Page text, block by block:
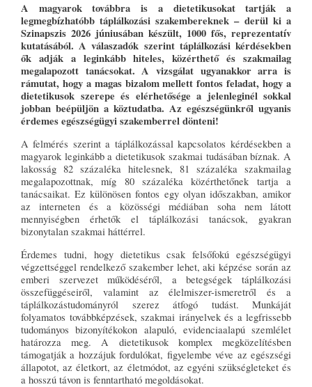
A magyarok továbbra is a
dietetikusokat tartják a
legmegbízhatóbb táplálkozási szakembereknek – derül ki a
Szinapszis 2026 júniusában készült, 1000 fős, reprezentatív
kutatásából. A válaszadók szerint táplálkozási kérdésekben
ők adják a leginkább hiteles, közérthető és szakmailag
megalapozott tanácsokat. A vizsgálat ugyanakkor arra is
rámutat, hogy a magas bizalom mellett fontos feladat, hogy a
dietetikusok szerepe és elérhetősége a jelenleginél sokkal
jobban beépüljön a köztudatba. Az egészségünkről ugyanis
érdemes egészségügyi szakemberrel dönteni!
A felmérés szerint a táplálkozással kapcsolatos kérdésekben a
magyarok leginkább a dietetikusok szakmai tudásában bíznak. A
lakosság 82 százaléka hitelesnek, 81 százaléka szakmailag
megalapozottnak, míg 80 százaléka közérthetőnek tartja a
tanácsaikat. Ez különösen fontos egy olyan időszakban, amikor
az interneten és a közösségi médiában soha nem látott
mennyiségben érhetők el táplálkozási tanácsok, gyakran
bizonytalan szakmai háttérrel.
Érdemes tudni, hogy dietetikus csak felsőfokú egészségügyi
végzettséggel rendelkező szakember lehet, aki képzése során az
emberi szervezet működéséről, a betegségek táplálkozási
összefüggéseiről, valamint az élelmiszer-ismeretről és a
táplálkozástudományról szerez átfogó tudást. Munkáját
folyamatos továbbképzések, szakmai irányelvek és a legfrissebb
tudományos bizonyítékokon alapuló, evidenciaalapú szemlélet
határozza meg. A dietetikusok komplex megközelítésben
támogatják a hozzájuk fordulókat, figyelembe véve az egészségi
állapotot, az életkort, az életmódot, az egyéni szükségleteket és
a hosszú távon is fenntartható megoldásokat.